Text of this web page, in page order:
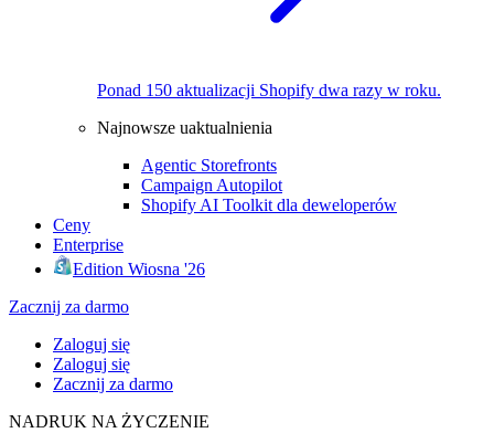
Ponad 150 aktualizacji Shopify dwa razy w roku.
Najnowsze uaktualnienia
Agentic Storefronts
Campaign Autopilot
Shopify AI Toolkit dla deweloperów
Ceny
Enterprise
Edition Wiosna '26
Zacznij za darmo
Zaloguj się
Zaloguj się
Zacznij za darmo
NADRUK NA ŻYCZENIE